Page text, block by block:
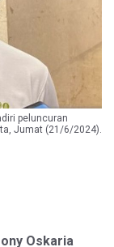
peluncuran
Jumat (21/6/2024).
Oskaria